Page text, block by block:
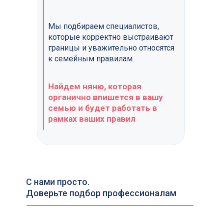
Мы подбираем специалистов,
которые корректно выстраивают
границы и уважительно относятся
к семейным правилам.
Найдем няню, которая
органично впишется в вашу
семью и будет работать в
рамках ваших правил
С нами просто.
Доверьте подбор профессионалам
Кандидатам
Клиентам
Клиентам
Об агентстве
Об агентстве
Кого подбираем
Кого подбираем
УСЛУГИ